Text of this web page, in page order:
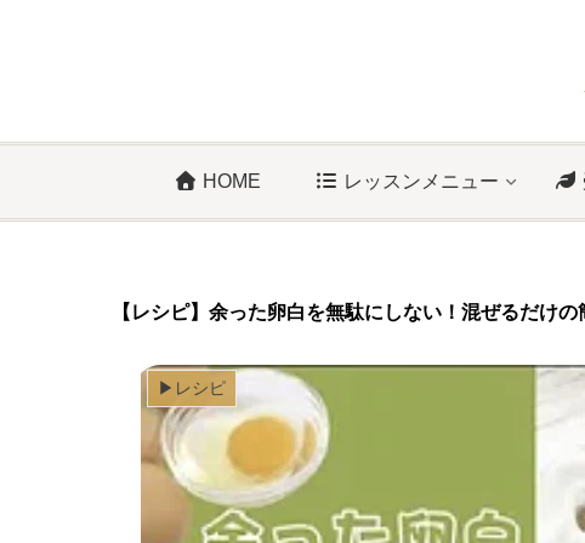
HOME レッスンメニュー
【レシピ】余った卵白を無駄にしない！混ぜるだけ
▶︎レシピ